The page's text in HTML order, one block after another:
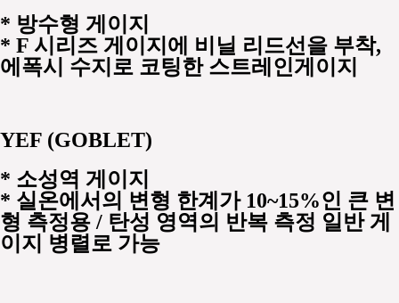
* 방수형 게이지
* F 시리즈 게이지에 비닐 리드선을 부착,
에폭시 수지로 코팅한 스트레인게이지
YEF (GOBLET)
* 소성역 게이지
* 실온에서의 변형 한계가 10~15%인 큰 변
형 측정용 / 탄성 영역의 반복 측정 일반 게
이지 병렬로 가능